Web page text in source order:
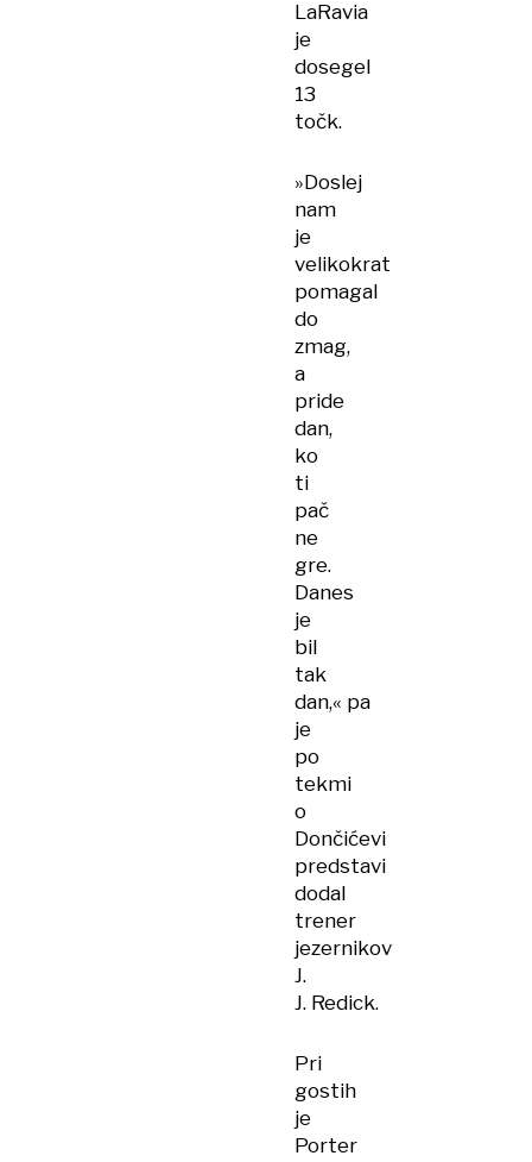
LaRavia
je
dosegel
13
točk.
»Doslej
nam
je
velikokrat
pomagal
do
zmag,
a
pride
dan,
ko
ti
pač
ne
gre.
Danes
je
bil
tak
dan,« pa
je
po
tekmi
o
Dončićevi
predstavi
dodal
trener
jezernikov
J.
J. Redick.
Pri
gostih
je
Porter